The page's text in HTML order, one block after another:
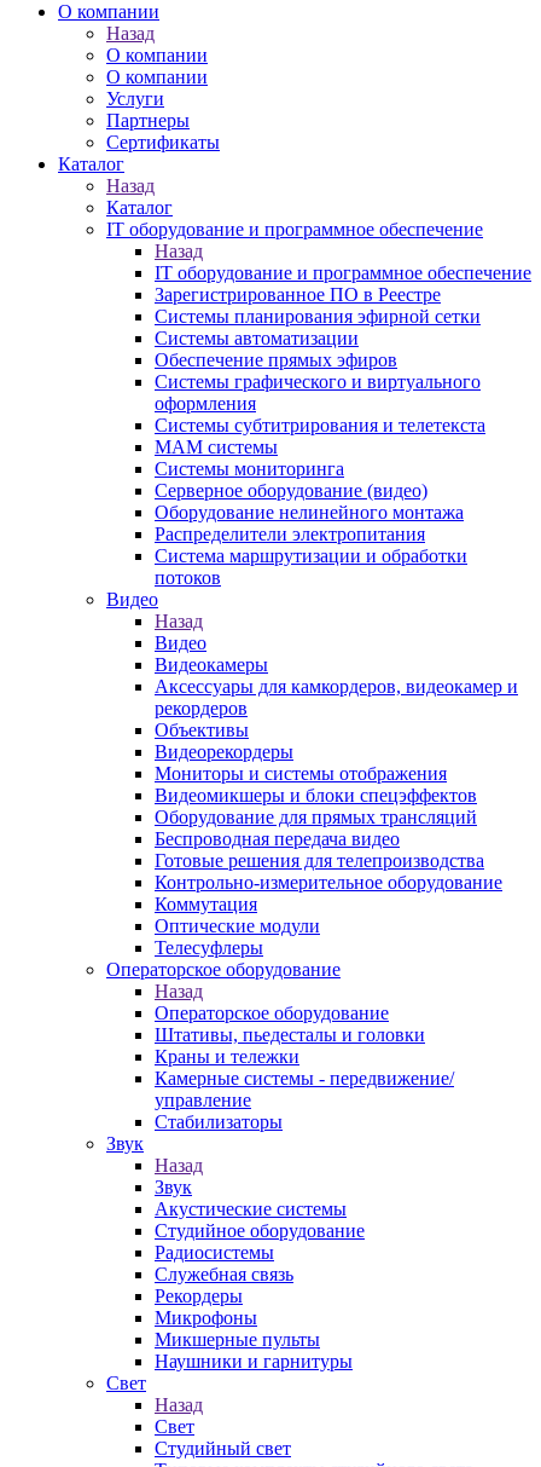
О компании
Назад
О компании
О компании
Услуги
Партнеры
Сертификаты
Каталог
Назад
Каталог
IT оборудование и программное обеспечение
Назад
IT оборудование и программное обеспечение
Зарегистрированное ПО в Реестре
Системы планирования эфирной сетки
Системы автоматизации
Обеспечение прямых эфиров
Системы графического и виртуального
оформления
Системы субтитрирования и телетекста
MAM системы
Системы мониторинга
Серверное оборудование (видео)
Оборудование нелинейного монтажа
Распределители электропитания
Система маршрутизации и обработки
потоков
Видео
Назад
Видео
Видеокамеры
Аксессуары для камкордеров, видеокамер и
рекордеров
Объективы
Видеорекордеры
Мониторы и системы отображения
Видеомикшеры и блоки спецэффектов
Оборудование для прямых трансляций
Беспроводная передача видео
Готовые решения для телепроизводства
Контрольно-измерительное оборудование
Коммутация
Оптические модули
Телесуфлеры
Операторское оборудование
Назад
Операторское оборудование
Штативы, пьедесталы и головки
Краны и тележки
Камерные системы - передвижение/
управление
Стабилизаторы
Звук
Назад
Звук
Акустические системы
Студийное оборудование
Радиосистемы
Служебная связь
Рекордеры
Микрофоны
Микшерные пульты
Наушники и гарнитуры
Свет
Назад
Свет
Студийный свет